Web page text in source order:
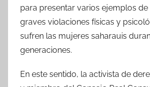
para presentar varios ejemplos
graves violaciones físicas y
sufren las mujeres saharauis
generaciones.
En este sentido, la activista de